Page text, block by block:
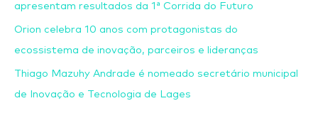
apresentam resultados da 1ª Corrida do Futuro
Orion celebra 10 anos com protagonistas do
ecossistema de inovação, parceiros e lideranças
Thiago Mazuhy Andrade é nomeado secretário municipal
de Inovação e Tecnologia de Lages